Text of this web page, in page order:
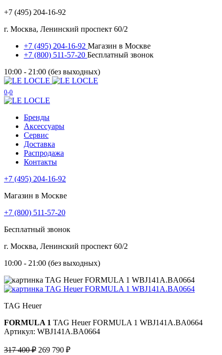
+7 (495) 204-16-92
г. Москва, Ленинский проспект 60/2
+7 (495) 204-16-92 Магазин в Москве
+7 (800) 511-57-20 Бесплатный звонок
10:00 - 21:00 (без выходных)
0 0
Бренды
Аксессуары
Сервис
Доставка
Распродажа
Контакты
+7 (495) 204-16-92
Магазин в Москве
+7 (800) 511-57-20
Бесплатный звонок
г. Москва, Ленинский проспект 60/2
10:00 - 21:00 (без выходных)
TAG Heuer
FORMULA 1 TAG Heuer FORMULA 1 WBJ141A.BA0664
Артикул: WBJ141A.BA0664
317 400 ₽ 269 790 ₽